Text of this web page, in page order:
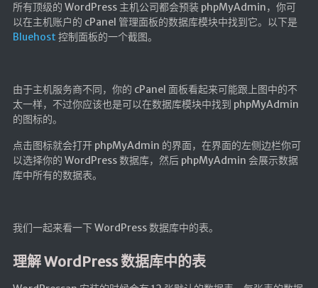
所有顶级的 WordPress 主机公司都会预装 phpMyAdmin，你可
以在主机账户的 cPanel 管理面板的数据库模块中找到它。以下是
Bluehost 控制面板的一个截图。
由于主机服务商不同，你的 cPanel 面板看起来可能跟上图中的不
太一样，不过你应该也是可以在数据库模块中找到 phpMyAdmin
的图标的。
点击图标就会打开 phpMyAdmin 的界面，在界面的左侧边栏你可
以选择你的 WordPress 数据库，然后 phpMyAdmin 会展示数据
库中所有的数据表。
我们一起来看一下 WordPress 数据库中的表。
理解 WordPress 数据库中的表
全历史
发现中国
找建筑 土木资源
帮你百度
手写文件生成
文件传输 自建
文库下载